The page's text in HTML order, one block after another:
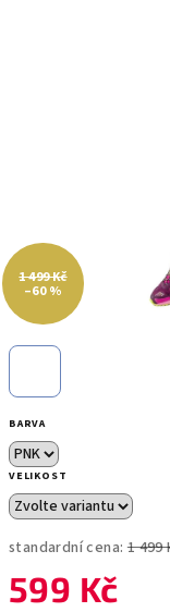
BARVA
VELIKOST
standardní cena: 1 499
599 Kč
1 499 Kč
–60 %